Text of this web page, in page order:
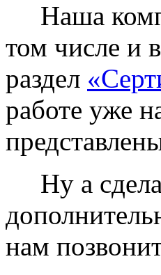
Наша
том числе и
раздел
работе уже
Ну а
нам